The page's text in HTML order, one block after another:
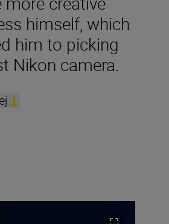
himself, which
him to picking
Nikon camera.